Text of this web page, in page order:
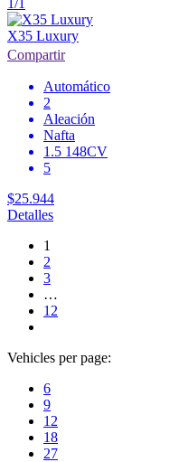
X35 Luxury
Compartir
Automático
2
Aleación
Nafta
1.5 148CV
5
$25.944
Detalles
1
2
3
…
12
Vehicles per page:
6
9
12
18
27